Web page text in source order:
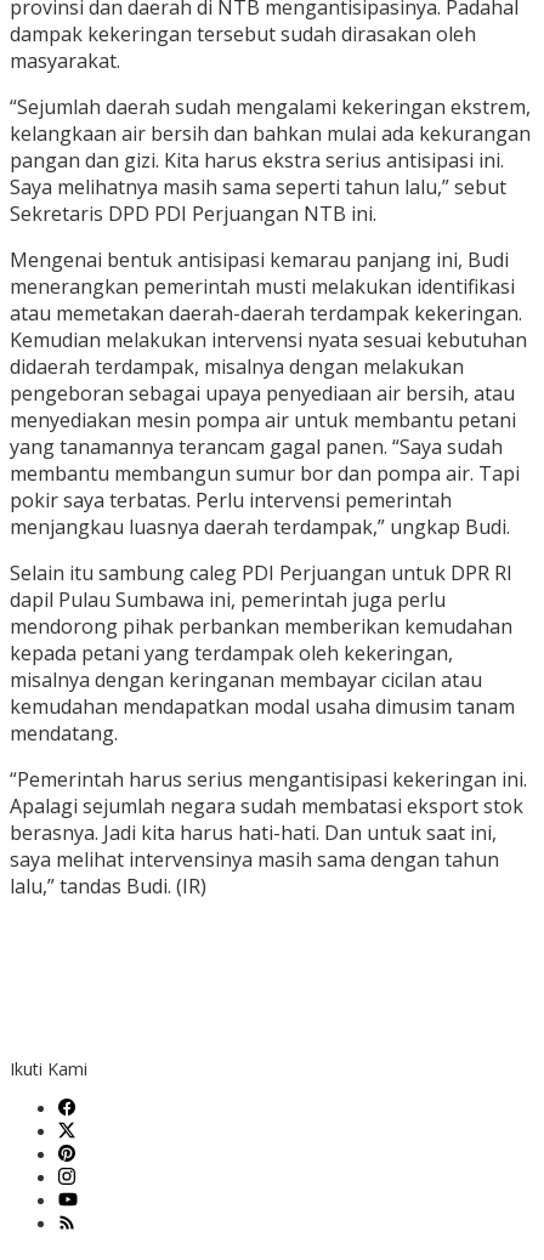
provinsi dan daerah di NTB mengantisipasinya. Padahal
dampak kekeringan tersebut sudah dirasakan oleh
masyarakat.
“Sejumlah daerah sudah mengalami kekeringan ekstrem,
kelangkaan air bersih dan bahkan mulai ada kekurangan
pangan dan gizi. Kita harus ekstra serius antisipasi ini.
Saya melihatnya masih sama seperti tahun lalu,” sebut
Sekretaris DPD PDI Perjuangan NTB ini.
Mengenai bentuk antisipasi kemarau panjang ini, Budi
menerangkan pemerintah musti melakukan identifikasi
atau memetakan daerah-daerah terdampak kekeringan.
Kemudian melakukan intervensi nyata sesuai kebutuhan
didaerah terdampak, misalnya dengan melakukan
pengeboran sebagai upaya penyediaan air bersih, atau
menyediakan mesin pompa air untuk membantu petani
yang tanamannya terancam gagal panen. “Saya sudah
membantu membangun sumur bor dan pompa air. Tapi
pokir saya terbatas. Perlu intervensi pemerintah
menjangkau luasnya daerah terdampak,” ungkap Budi.
Selain itu sambung caleg PDI Perjuangan untuk DPR RI
dapil Pulau Sumbawa ini, pemerintah juga perlu
mendorong pihak perbankan memberikan kemudahan
kepada petani yang terdampak oleh kekeringan,
misalnya dengan keringanan membayar cicilan atau
kemudahan mendapatkan modal usaha dimusim tanam
mendatang.
“Pemerintah harus serius mengantisipasi kekeringan ini.
Apalagi sejumlah negara sudah membatasi eksport stok
berasnya. Jadi kita harus hati-hati. Dan untuk saat ini,
saya melihat intervensinya masih sama dengan tahun
lalu,” tandas Budi. (IR)
Ikuti Kami